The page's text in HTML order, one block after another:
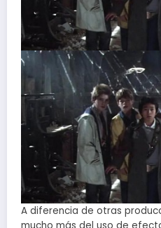
A diferencia de otras
mucho más del uso de